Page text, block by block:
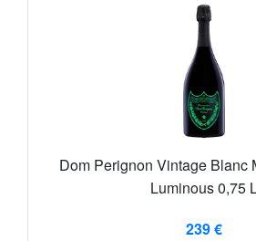
Dom Perignon Vintage Blanc
Luminous 0,75
239 €